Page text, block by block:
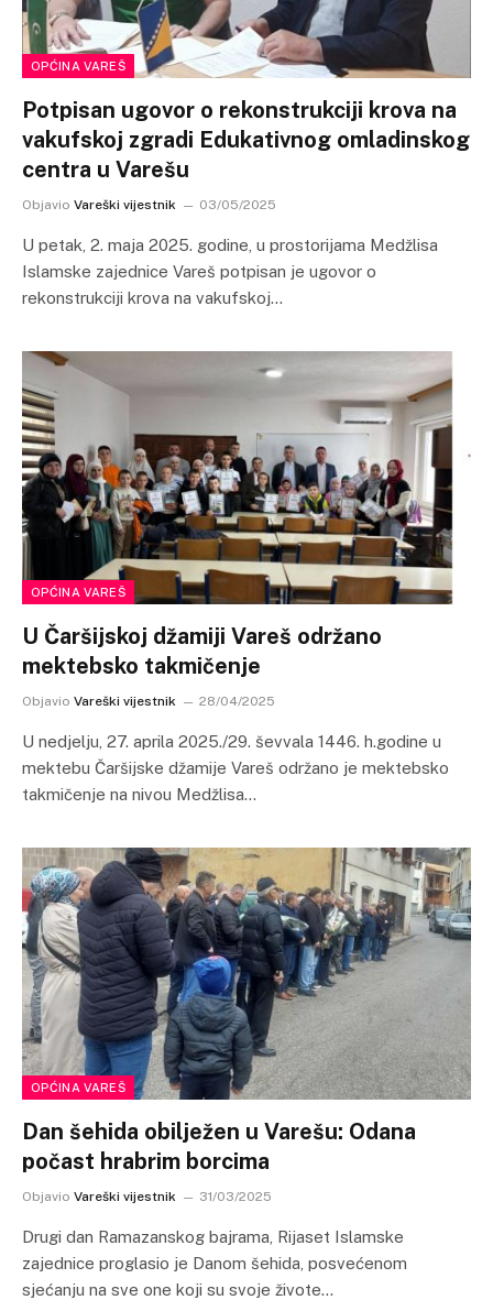
OPĆINA VAREŠ
Potpisan ugovor o rekonstrukciji krova na
vakufskoj zgradi Edukativnog omladinskog
centra u Varešu
Objavio Vareški vijestnik 03/05/2025
U petak, 2. maja 2025. godine, u prostorijama Medžlisa
Islamske zajednice Vareš potpisan je ugovor o
rekonstrukciji krova na vakufskoj…
OPĆINA VAREŠ
U Čaršijskoj džamiji Vareš održano
mektebsko takmičenje
Objavio Vareški vijestnik 28/04/2025
U nedjelju, 27. aprila 2025./29. ševvala 1446. h.godine u
mektebu Čaršijske džamije Vareš održano je mektebsko
takmičenje na nivou Medžlisa…
OPĆINA VAREŠ
Dan šehida obilježen u Varešu: Odana
počast hrabrim borcima
Objavio Vareški vijestnik 31/03/2025
Drugi dan Ramazanskog bajrama, Rijaset Islamske
zajednice proglasio je Danom šehida, posvećenom
sjećanju na sve one koji su svoje živote…